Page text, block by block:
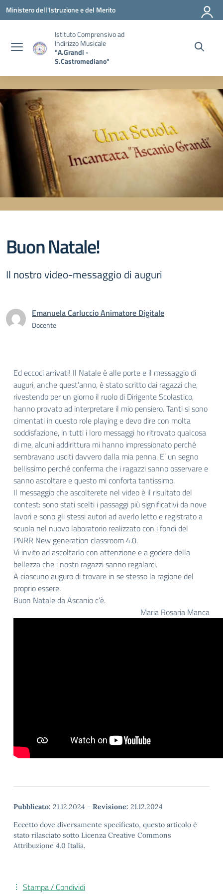
Vai ai contenuti
Vai al menu di navigazione
Vai al footer
Ministero dell'Istruzione e del Merito
Istituto Comprensivo ad
Indirizzo Musicale
"A.Grandi -
S.Castromediano"
Buon Natale!
Il nostro video-messaggio di auguri
Emanuela Carluccio Animatore Digitale
Docente
Ed eccoci arrivati! Il Natale è alle porte e il messaggio di
auguri, anche quest’anno, è stato scritto dai ragazzi che,
rivestendo per un giorno il ruolo di Dirigente Scolastico,
hanno provato ad interpretare il mio pensiero. Tanti si sono
cimentati in questo role playing e devo dire con molta
soddisfazione, in tutti i loro messaggi ho ritrovato qualcosa
di me, alcuni addirittura mi hanno impressionato perché
sembravano usciti davvero dalla mia penna. E’ un segno
bellissimo perché conferma che i ragazzi sanno osservare e
sanno ascoltare e questo mi conforta tantissimo.
Il messaggio che ascolterete nel video è il risultato del
contest: sono stati scelti i passaggi più significativi da nove
lavori e sono gli stessi autori ad averlo letto e registrato a
scuola nel nuovo laboratorio realizzato con i fondi del
PNRR New generation classroom 4.0.
Vi invito ad ascoltarlo con attenzione e a godere della
bellezza che i nostri ragazzi sanno regalarci.
A ciascuno auguro di trovare in se stesso la ragione del
proprio essere.
Buon Natale da Ascanio c’è.
Maria Rosaria Manca
Pubblicato: 21.12.2024 - Revisione: 21.12.2024
Eccetto dove diversamente specificato, questo articolo è
stato rilasciato sotto Licenza Creative Commons
Attribuzione 4.0 Italia.
Stampa / Condividi